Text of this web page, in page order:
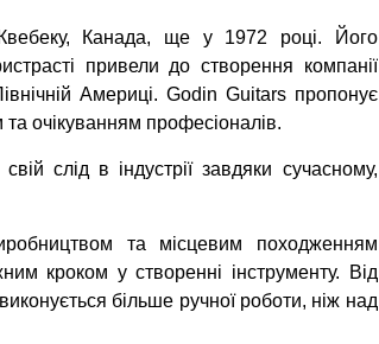
Канада, ще у 1972 році. Його
привели до створення компанії
Америці. Godin Guitars пропонує
та очікуванням професіоналів.
слід в індустрії завдяки сучасному,
та місцевим походженням
кроком у створенні інструменту. Від
виконується більше ручної роботи, ніж над